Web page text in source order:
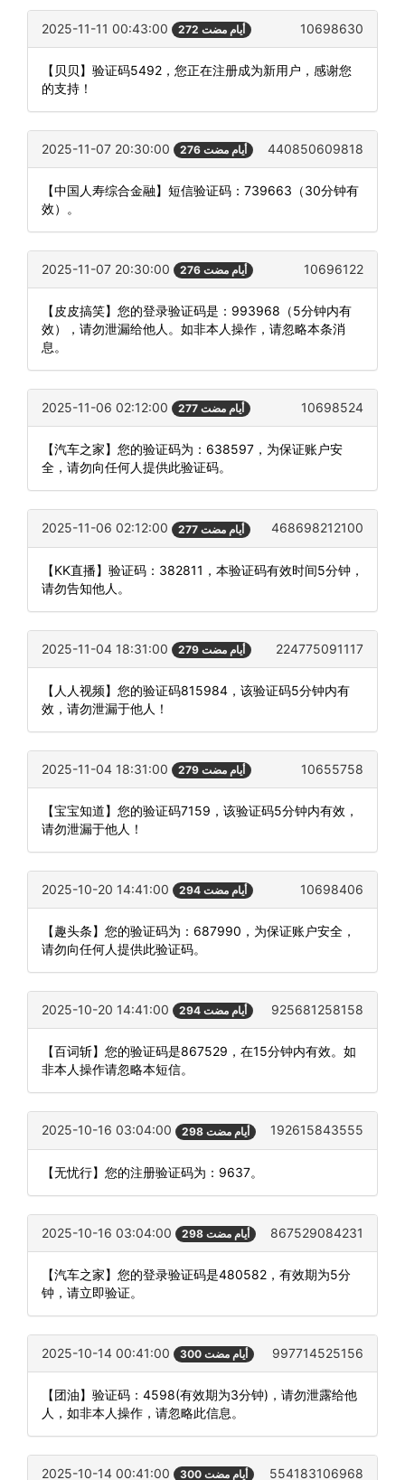
2025-11-11 00:43:00 272 أيام مضت 10698630
【贝贝】验证码5492，您正在注册成为新用户，感谢您
的支持！
2025-11-07 20:30:00 276 أيام مضت 440850609818
【中国人寿综合金融】短信验证码：739663（30分钟有
效）。
2025-11-07 20:30:00 276 أيام مضت 10696122
【皮皮搞笑】您的登录验证码是：993968（5分钟内有
效），请勿泄漏给他人。如非本人操作，请忽略本条消
息。
2025-11-06 02:12:00 277 أيام مضت 10698524
【汽车之家】您的验证码为：638597，为保证账户安
全，请勿向任何人提供此验证码。
2025-11-06 02:12:00 277 أيام مضت 468698212100
【KK直播】验证码：382811，本验证码有效时间5分钟，
请勿告知他人。
2025-11-04 18:31:00 279 أيام مضت 224775091117
【人人视频】您的验证码815984，该验证码5分钟内有
效，请勿泄漏于他人！
2025-11-04 18:31:00 279 أيام مضت 10655758
【宝宝知道】您的验证码7159，该验证码5分钟内有效，
请勿泄漏于他人！
2025-10-20 14:41:00 294 أيام مضت 10698406
【趣头条】您的验证码为：687990，为保证账户安全，
请勿向任何人提供此验证码。
2025-10-20 14:41:00 294 أيام مضت 925681258158
【百词斩】您的验证码是867529，在15分钟内有效。如
非本人操作请忽略本短信。
2025-10-16 03:04:00 298 أيام مضت 192615843555
【无忧行】您的注册验证码为：9637。
2025-10-16 03:04:00 298 أيام مضت 867529084231
【汽车之家】您的登录验证码是480582，有效期为5分
钟，请立即验证。
2025-10-14 00:41:00 300 أيام مضت 997714525156
【团油】验证码：4598(有效期为3分钟)，请勿泄露给他
人，如非本人操作，请忽略此信息。
2025-10-14 00:41:00 300 أيام مضت 554183106968